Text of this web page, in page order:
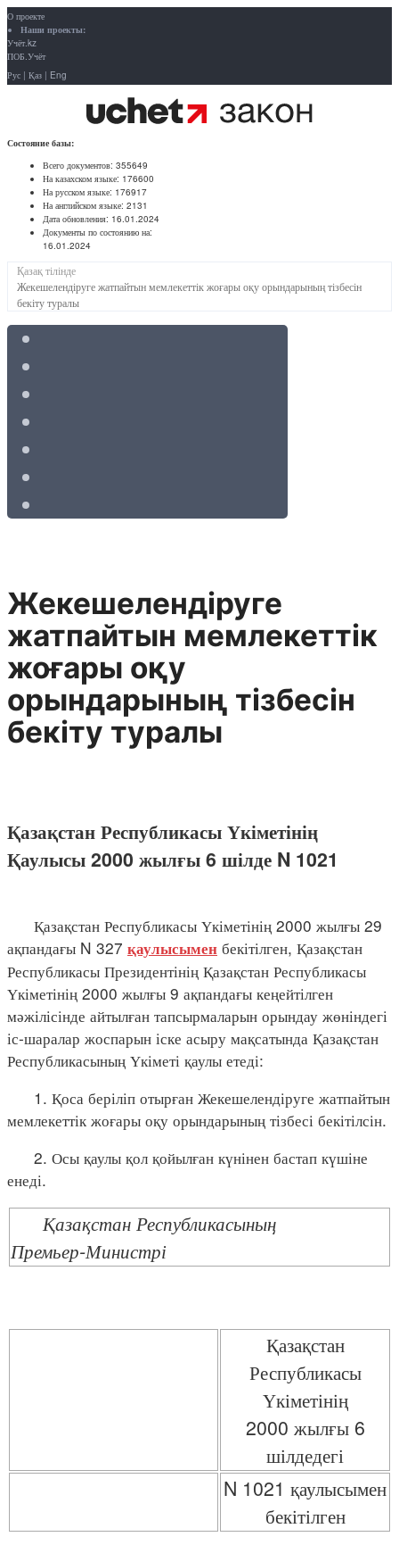
О проекте
Наши проекты:
Учёт.kz
ПОБ.Учёт
Рус | Қаз | Eng
Состояние базы:
Всего документов: 355649
На казахском языке: 176600
На русском языке: 176917
На английском языке: 2131
Дата обновления: 16.01.2024
Документы по состоянию на:
16.01.2024
Қазақ тілінде
Жекешелендіруге жатпайтын мемлекеттік жоғары оқу орындарының тізбесін
бекіту туралы
Жекешелендіруге
жатпайтын мемлекеттік
жоғары оқу
орындарының тізбесін
бекіту туралы
Қазақстан Республикасы Үкіметінің
Қаулысы 2000 жылғы 6 шілде N 1021
Қазақстан Республикасы Үкіметінің 2000 жылғы 29
ақпандағы N 327 қаулысымен бекітілген, Қазақстан
Республикасы Президентінің Қазақстан Республикасы
Үкіметінің 2000 жылғы 9 ақпандағы кеңейтілген
мәжілісінде айтылған тапсырмаларын орындау жөніндегі
іс-шаралар жоспарын іске асыру мақсатында Қазақстан
Республикасының Үкіметі қаулы етеді:
1. Қоса беріліп отырған Жекешелендіруге жатпайтын
мемлекеттік жоғары оқу орындарының тізбесі бекітілсін.
2. Осы қаулы қол қойылған күнінен бастап күшіне
енеді.
Қазақстан Республикасының
Премьер-Министрі
Қазақстан
Республикасы
Үкіметінің
2000 жылғы 6
шілдедегі
N 1021 қаулысымен
бекітілген